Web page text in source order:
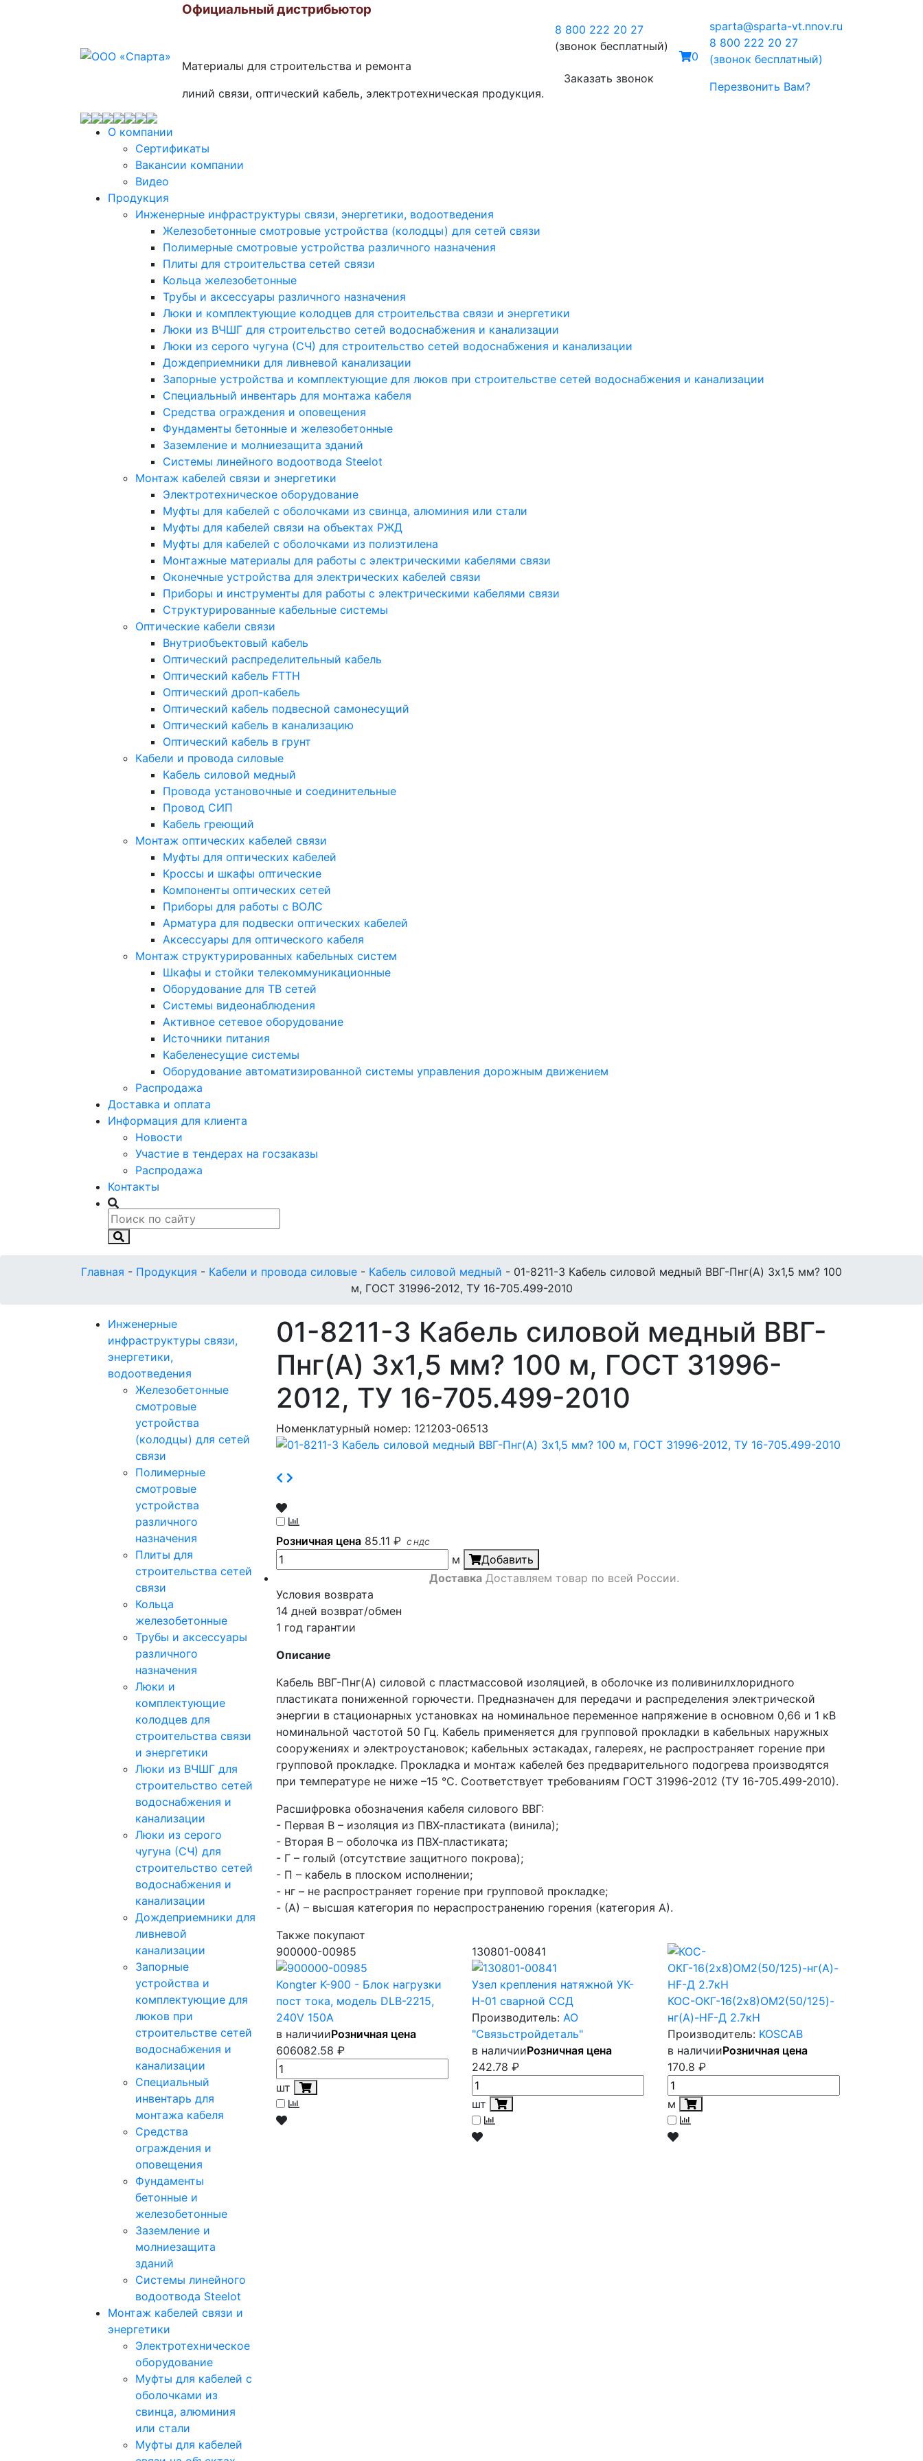
Официальный дистрибьютор
Материалы для строительства и ремонта
линий связи, оптический кабель, электротехническая продукция.
8 800 222 20 27
(звонок бесплатный)
Заказать звонок
0
sparta@sparta-vt.nnov.ru
8 800 222 20 27
(звонок бесплатный)
Перезвонить Вам?
О компании
Сертификаты
Вакансии компании
Видео
Продукция
Инженерные инфраструктуры связи, энергетики, водоотведения
Железобетонные смотровые устройства (колодцы) для сетей связи
Полимерные смотровые устройства различного назначения
Плиты для строительства сетей связи
Кольца железобетонные
Трубы и аксессуары различного назначения
Люки и комплектующие колодцев для строительства связи и энергетики
Люки из ВЧШГ для строительство сетей водоснабжения и канализации
Люки из серого чугуна (СЧ) для строительство сетей водоснабжения и канализации
Дождеприемники для ливневой канализации
Запорные устройства и комплектующие для люков при строительстве сетей водоснабжения и канализации
Специальный инвентарь для монтажа кабеля
Средства ограждения и оповещения
Фундаменты бетонные и железобетонные
Заземление и молниезащита зданий
Системы линейного водоотвода Steelot
Монтаж кабелей связи и энергетики
Электротехническое оборудование
Муфты для кабелей с оболочками из свинца, алюминия или стали
Муфты для кабелей связи на объектах РЖД
Муфты для кабелей с оболочками из полиэтилена
Монтажные материалы для работы с электрическими кабелями связи
Оконечные устройства для электрических кабелей связи
Приборы и инструменты для работы с электрическими кабелями связи
Структурированные кабельные системы
Оптические кабели связи
Внутриобъектовый кабель
Оптический распределительный кабель
Оптический кабель FTTH
Оптический дроп-кабель
Оптический кабель подвесной самонесущий
Оптический кабель в канализацию
Оптический кабель в грунт
Кабели и провода силовые
Кабель силовой медный
Провода установочные и соединительные
Провод СИП
Кабель греющий
Монтаж оптических кабелей связи
Муфты для оптических кабелей
Кроссы и шкафы оптические
Компоненты оптических сетей
Приборы для работы с ВОЛС
Арматура для подвески оптических кабелей
Аксессуары для оптического кабеля
Монтаж структурированных кабельных систем
Шкафы и стойки телекоммуникационные
Оборудование для ТВ сетей
Системы видеонаблюдения
Активное сетевое оборудование
Источники питания
Кабеленесущие системы
Оборудование автоматизированной системы управления дорожным движением
Распродажа
Доставка и оплата
Информация для клиента
Новости
Участие в тендерах на госзаказы
Распродажа
Контакты
Главная - Продукция - Кабели и провода силовые - Кабель силовой медный - 01-8211-3 Кабель силовой медный ВВГ-Пнг(А) 3x1,5 мм? 100
м, ГОСТ 31996-2012, ТУ 16-705.499-2010
Инженерные
инфраструктуры связи,
энергетики,
водоотведения
Железобетонные
смотровые
устройства
(колодцы) для сетей
связи
Полимерные
смотровые
устройства
различного
назначения
Плиты для
строительства сетей
связи
Кольца
железобетонные
Трубы и аксессуары
различного
назначения
Люки и
комплектующие
колодцев для
строительства связи
и энергетики
Люки из ВЧШГ для
строительство сетей
водоснабжения и
канализации
Люки из серого
чугуна (СЧ) для
строительство сетей
водоснабжения и
канализации
Дождеприемники для
ливневой
канализации
Запорные
устройства и
комплектующие для
люков при
строительстве сетей
водоснабжения и
канализации
Специальный
инвентарь для
монтажа кабеля
Средства
ограждения и
оповещения
Фундаменты
бетонные и
железобетонные
Заземление и
молниезащита
зданий
Системы линейного
водоотвода Steelot
Монтаж кабелей связи и
энергетики
Электротехническое
оборудование
Муфты для кабелей с
оболочками из
свинца, алюминия
или стали
Муфты для кабелей
01-8211-3 Кабель силовой медный ВВГ-
Пнг(А) 3x1,5 мм? 100 м, ГОСТ 31996-
2012, ТУ 16-705.499-2010
Номенклатурный номер: 121203-06513
Розничная цена 85.11 ₽ С НДС
м
Добавить
ДоставкаДоставляем товар по всей России.
Условия возврата
14 дней возврат/обмен
1 год гарантии
Описание
Кабель ВВГ-Пнг(А) силовой с пластмассовой изоляцией, в оболочке из поливинилхлоридного
пластиката пониженной горючести. Предназначен для передачи и распределения электрической
энергии в стационарных установках на номинальное переменное напряжение в основном 0,66 и 1 кВ
номинальной частотой 50 Гц. Кабель применяется для групповой прокладки в кабельных наружных
сооружениях и электроустановок; кабельных эстакадах, галереях, не распространяет горение при
групповой прокладке. Прокладка и монтаж кабелей без предварительного подогрева производятся
при температуре не ниже –15 °С. Соответствует требованиям ГОСТ 31996-2012 (ТУ 16-705.499-2010).
Расшифровка обозначения кабеля силового ВВГ:
- Первая В – изоляция из ПВХ-пластиката (винила);
- Вторая В – оболочка из ПВХ-пластиката;
- Г – голый (отсутствие защитного покрова);
- П – кабель в плоском исполнении;
- нг – не распространяет горение при групповой прокладке;
- (А) – высшая категория по нераспространению горения (категория А).
Также покупают
900000-00985
Kongter K-900 - Блок нагрузки
пост тока, модель DLB-2215,
240V 150A
в наличииРозничная цена
606082.58 ₽
шт
130801-00841
Узел крепления натяжной УК-
Н-01 сварной ССД
Производитель: АО
"Связьстройдеталь"
в наличииРозничная цена
242.78 ₽
шт
КОС-ОКГ-16(2х8)ОМ2(50/125)-
нг(А)-HF-Д 2.7кН
Производитель: KOSCAB
в наличииРозничная цена
170.8 ₽
м